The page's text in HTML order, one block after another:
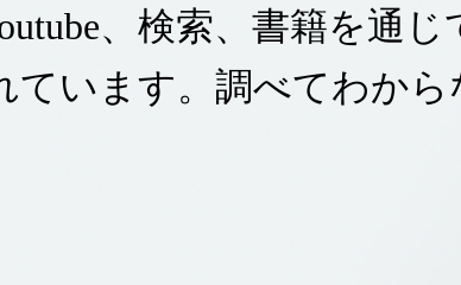
、検索、書籍を通
ています。調べてわか